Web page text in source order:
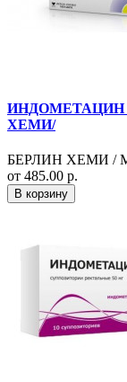
ИНДОМЕТАЦИН
ХЕМИ/
БЕРЛИН ХЕМИ /
от 485.00 р.
В корзину